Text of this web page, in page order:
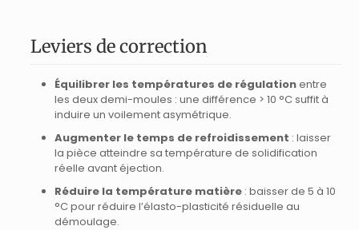
Leviers de correction
Équilibrer les températures de régulationentre
les deux demi-moules : une différence > 10 °C suffit à
induire un voilement asymétrique.
Augmenter le temps de refroidissement : laisser
la pièce atteindre sa température de solidification
réelle avant éjection.
Réduire la température matière : baisser de 5 à 10
°C pour réduire l’élasto-plasticité résiduelle au
démoulage.